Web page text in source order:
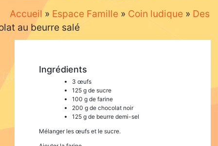
Accueil » Espace Famille » Coin ludique » Des
au beurre salé
Ingrédients
3 œufs
125 g de sucre
100 g de farine
200 g de chocolat noir
125 g de beurre demi-sel
Mélanger les œufs et le sucre.